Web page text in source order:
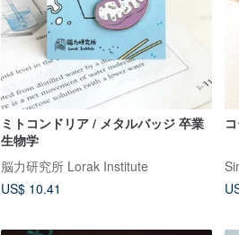
ミトコンドリア / メタルバッジ 卒業
生物学
脳力研究所 Lorak Institute
US$ 10.41